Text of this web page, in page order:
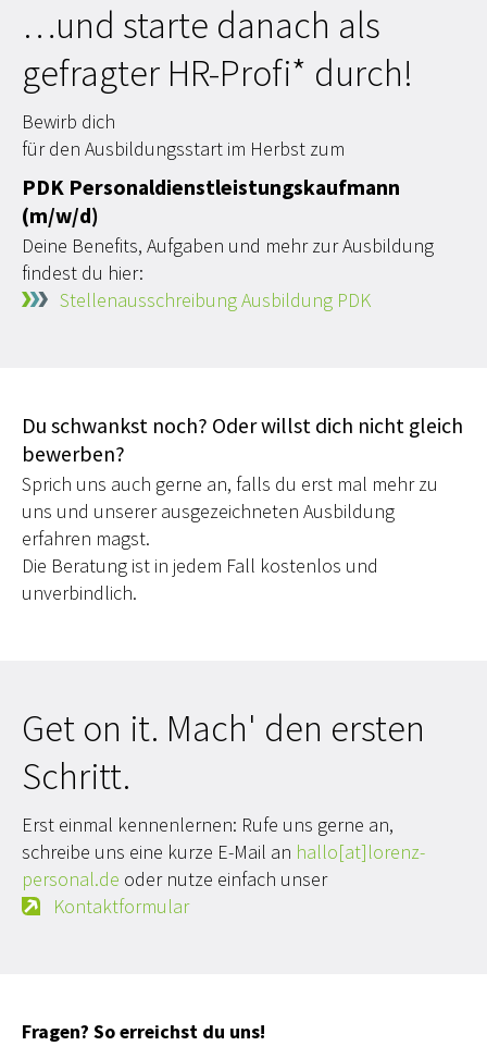
…und starte danach als
gefragter HR-Profi* durch!
Bewirb dich
für den Ausbildungsstart im Herbst zum
PDK Personaldienstleistungskaufmann
(m/w/d)
Deine Benefits, Aufgaben und mehr zur Ausbildung
findest du hier:
Stellenausschreibung Ausbildung PDK
Du schwankst noch? Oder willst dich nicht gleich
bewerben?
Sprich uns auch gerne an, falls du erst mal mehr zu
uns und unserer ausgezeichneten Ausbildung
erfahren magst.
Die Beratung ist in jedem Fall kostenlos und
unverbindlich.
Get on it. Mach' den ersten
Schritt.
Erst einmal kennenlernen: Rufe uns gerne an,
schreibe uns eine kurze E-Mail an hallo[at]lorenz-
personal.de oder nutze einfach unser
Kontaktformular
Fragen? So erreichst du uns!